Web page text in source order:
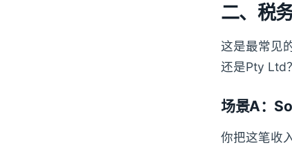
二、税
这是最常见
还是Pty Ltd？
场景A：
你把这笔收